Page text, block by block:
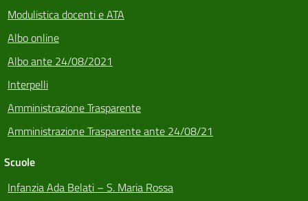
Modulistica docenti e ATA
Albo online
Albo ante 24/08/2021
Interpelli
Amministrazione Trasparente
Amministrazione Trasparente ante 24/08/21
Scuole
Infanzia Ada Belati – S. Maria Rossa